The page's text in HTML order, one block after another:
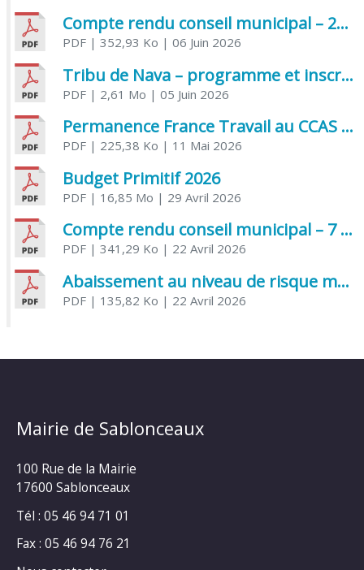
Compte rendu conseil municipal – 21 avril 2026
PDF| 352,93 Ko | 06 Juin 2026
Tribu de Nava – programme et inscriptions été 2026
PDF| 2,61 Mo | 05 Juin 2026
Permanence France Travail au CCAS de Saujon Juin 2026
PDF| 225,38 Ko | 11 Mai 2026
Budget Primitif 2026
PDF| 16,85 Mo | 29 Avril 2026
Compte rendu conseil municipal – 7 avril 2026
PDF| 341,29 Ko | 22 Avril 2026
Abaissement au niveau de risque modéré de l’Influenza aviaire
PDF| 135,82 Ko | 22 Avril 2026
Mairie de Sablonceaux
100 Rue de la Mairie
17600 Sablonceaux
Tél : 05 46 94 71 01
Fax : 05 46 94 76 21